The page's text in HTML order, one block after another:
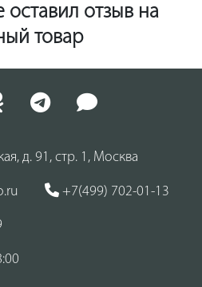
отзыв на
товар
д. 91, стр. 1, Москва
+7(499) 702-01-13